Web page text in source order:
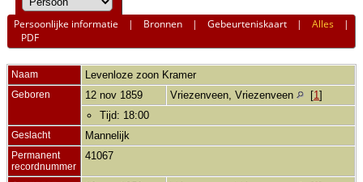
Persoonlijke informatie | Bronnen |Gebeurteniskaart |Alles |
PDF
Naam Levenloze zoon Kramer
Geboren 12 nov 1859 Vriezenveen, Vriezenveen [1 ]
Tijd: 18:00
Geslacht Mannelijk
Permanent
recordnummer
41067